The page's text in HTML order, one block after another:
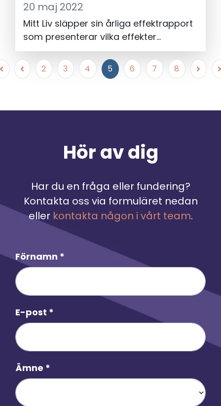
20 maj 2022
Mitt Liv släpper sin årliga effektrapport
som presenterar vilka effekter
verksamhetens arbete har haft under
föregående verksamhetsår. Resultaten
visar bland annat att 44% av
programmet - en ökning från 36%
föregående pandemiår. Dessutom
deltar i programmet i stor utsträckning
blir interna ambassadörer i frågor som
rör mångfald och inkludering på sina
arbetsplatser.
2 3 4 5 6 7 8
Hör av dig
Har du en fråga eller fundering?
Kontakta oss via formuläret nedan
eller kontakta någon i vårt team.
Förnamn *
E-post *
Ämne *